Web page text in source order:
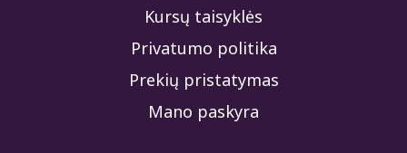
Kursų taisyklės
Privatumo politika
Prekių pristatymas
Mano paskyra